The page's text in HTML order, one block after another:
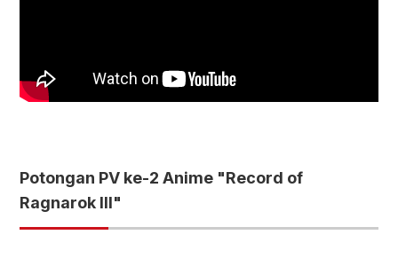
Potongan PV ke-2 Anime "Record of
Ragnarok III"